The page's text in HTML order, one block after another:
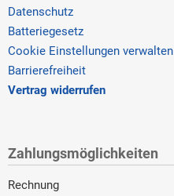
Datenschutz
Batteriegesetz
Cookie Einstellungen verwalten
Barrierefreiheit
Vertrag widerrufen
Zahlungsmöglichkeiten
Rechnung